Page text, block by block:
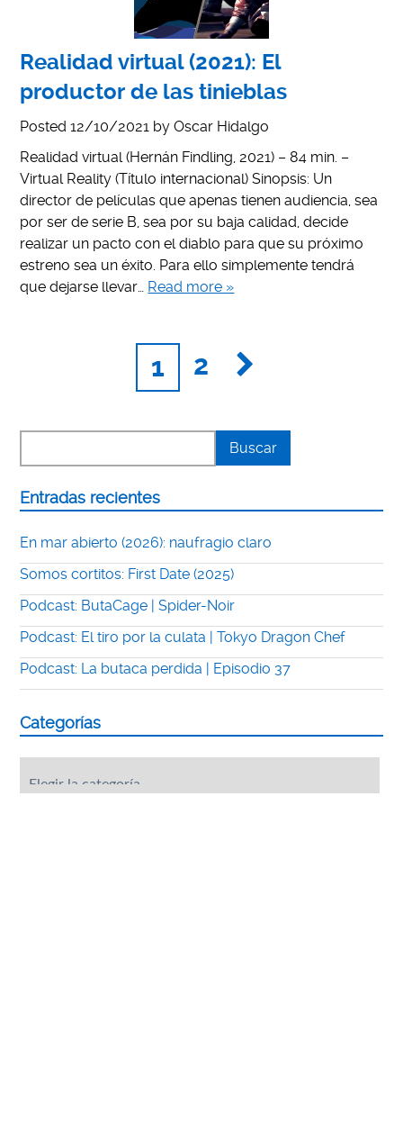
Realidad virtual (2021): El
productor de las tinieblas
Posted12/10/2021 byOscar Hidalgo
Realidad virtual (Hernán Findling, 2021) – 84 min. –
Virtual Reality (Título internacional) Sinopsis: Un
director de películas que apenas tienen audiencia, sea
por ser de serie B, sea por su baja calidad, decide
realizar un pacto con el diablo para que su próximo
estreno sea un éxito. Para ello simplemente tendrá
que dejarse llevar… Read more »
1 2
Entradas recientes
En mar abierto (2026): naufragio claro
Somos cortitos: First Date (2025)
Podcast: ButaCage | Spider-Noir
Podcast: El tiro por la culata | Tokyo Dragon Chef
Podcast: La butaca perdida | Episodio 37
Categorías